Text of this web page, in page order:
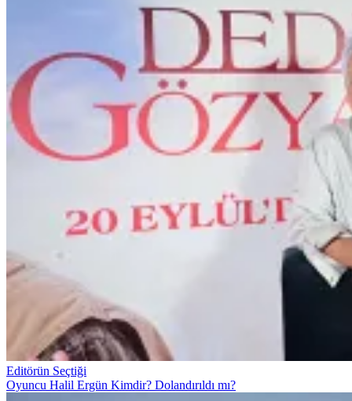
Editörün Seçtiği
Oyuncu Halil Ergün Kimdir? Dolandırıldı mı?